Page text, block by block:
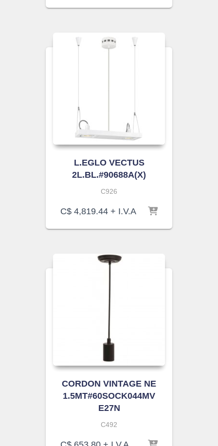
L.EGLO VECTUS
2L.BL.#90688A(X)
C926
C$ 4,819.44 + I.V.A
CORDON VINTAGE NE
1.5MT#60SOCK044MV
E27N
C492